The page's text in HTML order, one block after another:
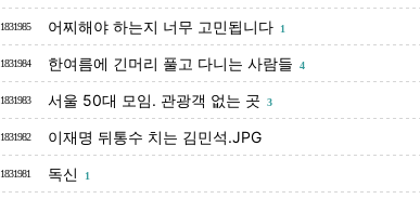
1831985 어찌해야 하는지 너무 고민됩니다 1
1831984 한여름에 긴머리 풀고 다니는 사람들 4
1831983 서울 50대 모임. 관광객 없는 곳 3
1831982 이재명 뒤통수 치는 김민석.JPG
1831981 독신 1